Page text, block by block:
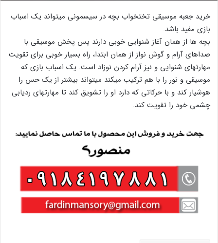
خرید جعبه موسیقی تختخواب بچه در سیسمونی میتواند یک اسباب
بازی مفید باشد.
بچه ها از همان آغاز شنوایی خوبی دارند پس پخش موسیقی با
صداهای آرام و گوش نواز از همان ابتدا، راه بسیار خوبی برای تقویت
مهارتهای شنوایی و نیز آرام کردن نوزاد است. یک اسباب­ بازی که
موسیقی و نور را با هم ترکیب می­کند می­تواند بیشتر از یک حس را
هوشیار کند و با حرکاتی که دارد او را تشویق کند تا مهارت­های ردیابی
چشمی خود را تقویت کند.